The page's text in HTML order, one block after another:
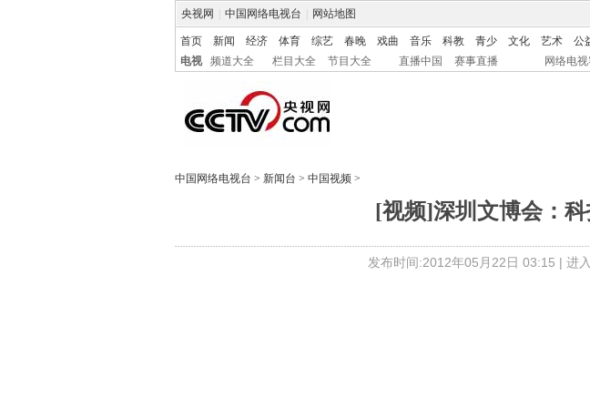
央视网 中国网络电视台 网站地图
首页 新闻 经济 体育 综艺 春晚 戏曲 音乐 科教 青少 文化 艺术 公
电视
频道大全 栏目大全 节目大全 直播中国 赛事直播 网络电
中国网络电视台 > 新闻台 > 中国视频 >
[视频]深圳文博会：
发布时间:2012年05月22日 03:15 | 进